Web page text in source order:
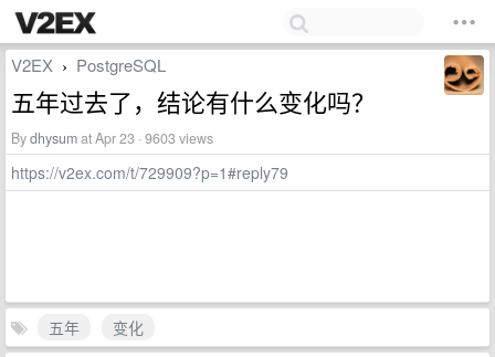
V2EX › PostgreSQL
五年过去了，结论有什么变化吗？
Bydhysumat Apr 23 · 9603 views
https://v2ex.com/t/729909?p=1#reply79
五年
变化